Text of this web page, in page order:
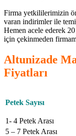
Firma yetkililerimizin
varan indirimler ile
Hemen acele ederek
için çekinmeden
Altunizade
Fiyatları
Petek Sayısı
1- 4 Petek Arası
5 – 7 Petek Arası